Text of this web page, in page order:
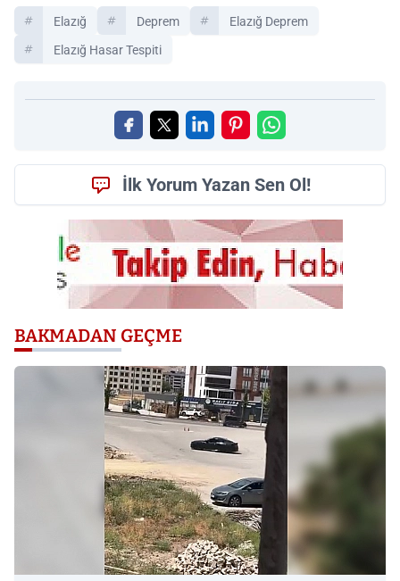
Elazığ Deprem
Elazığ Deprem
Elazığ Hasar Tespiti
İlk Yorum Yazan Sen Ol!
BAKMADAN GEÇME